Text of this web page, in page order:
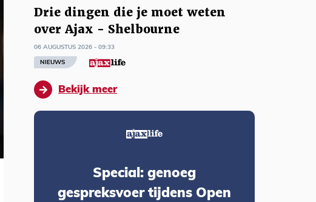
Drie dingen die je moet weten
over Ajax - Shelbourne
06 AUGUSTUS 2026 - 09:33
NIEUWS
Bekijk meer
Special: genoeg
gespreksvoer tijdens Open